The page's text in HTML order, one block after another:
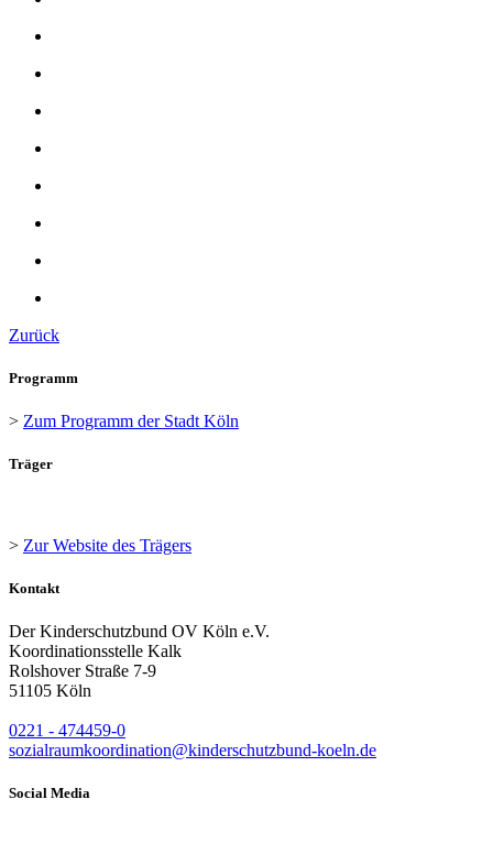
Zurück
Programm
> Zum Programm der Stadt Köln
Träger
> Zur Website des Trägers
Kontakt
Der Kinderschutzbund OV Köln e.V.
Koordinationsstelle Kalk
Rolshover Straße 7-9
51105 Köln
0221 - 474459-0
sozialraumkoordination@kinderschutzbund-koeln.de
Social Media